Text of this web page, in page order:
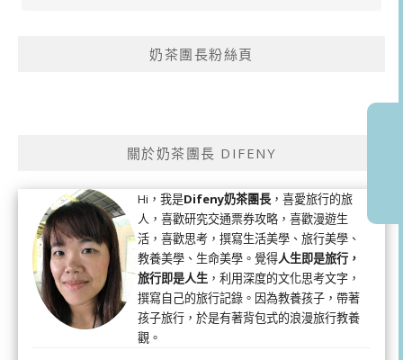
奶茶團長粉絲頁
關於奶茶團長 DIFENY
Hi，我是Difeny奶茶團長 ，喜愛旅行的旅
人，喜歡研究交通票券攻略，喜歡漫遊生
活，喜歡思考，撰寫生活美學、旅行美學、
教養美學、生命美學。覺得人生即是旅行，
旅行即是人生 ，利用深度的文化思考文字，
撰寫自己的旅行記錄。因為教養孩子，帶著
孩子旅行，於是有著背包式的浪漫旅行教養
觀。